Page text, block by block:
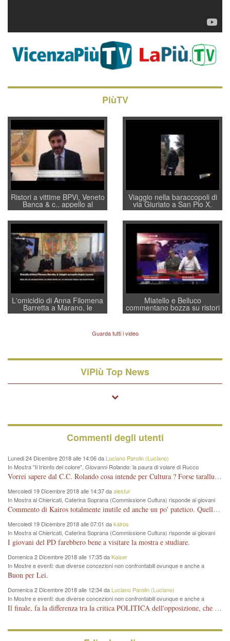
PiùTV
Ristori a vittime BPVi, Veneto
Banca & c., appello al
sottosegretario Alessio
Villarosa: per mettere ordine
convochi con Di Maio CNCU
a supporto della cabina di
regia al Mef
Viaggio nella baraccopoli di
via Giuriato a San Pio X.
Vicenza ai Vicentini: “faremo
un regalo di Natale ai
residenti”
L'omicidio di Anna Filomena
Barretta a Marano, le
indagini dei carabinieri di
Lavarra: più avvincenti di
quelle di... Barbara D'Urso
Miatello e Belluco
commentano bozza su ristori
BPVi e Veneto Banca
Guarda tutti i video
ViPiù Top News
Commenti degli utenti
Lunedi 24 Dicembre 2018 alle 14:06 da Luciano Parolin (Luciano)
In Mostra "Il trionfo del colore", Giovanni Rolando: la paura di volare di Rucco
Vorrei sapere dal C.C. Rolando cosa intende per Cultura ? Forse tarallucci, vino e sagre, o spaghetti tricolori del PD ? Il continuo (s)parlare della mostra a Palazzo Chiericati caro consigliere DANNEGGIA FORTEMENTE l'immagine della città TUTTA e fa deviare i consensi che in RUSSIA (badi bene ex U.R.S.S.) sono ECCELLENTI. A livello artistico l'evento è di alta Valenza culturale, COMPITO di Tutta la Cittadinanza fare il possibile per propagandare l'iniziativa senza farne UN CASO PARTITICO come fa Lei da sempre. Meno Gazebo + Partecipazione! E così sia. Amen.
Mercoledi 19 Dicembre 2018 alle 14:37 daalesfur
In Mostra al Chiericati, Caterina Soprana (Commissione Cultura) risponde ai giovani
del Pd: "realizzata a costo zero per il Comune"
Commento di Kairos totalmente inutile ed anche un po' patetico. Quella che è completamente mancata è stata la promozione internazionale dell'evento effettuata da chi lo sa fare, l'amministrazione in questo è stata totalmente assente relegando al provincialismo una mostra che meritava ben altre platee ed i risultati sono sotto gli occhi di tutti. Su questo bisogna parlare, il fatto di averla organizzata al Chiericati certo non ha aiutato ma è un aspetto secondario rispetto a quello della promozione. In città con le mostre organizzate da Goldin - che certo ha fatto principalmente i suoi interessi, ma ne ha comunque beneficiato la città in immagine e commercio per il centro - arrivavano giornalmente pullman carichi di turisti. Dove sono i turisti ora?
Mercoledi 19 Dicembre 2018 alle 07:01 dakairos
In Mostra al Chiericati, Caterina Soprana (Commissione Cultura) risponde ai giovani
del Pd: "realizzata a costo zero per il Comune"
I giovani del PD farebbero bene a visitare la mostra e studiare.
Domenica 2 Dicembre 2018 alle 17:35 daKaiser
In Mostre e eventi: due diverse concezioni non confrontabili ovunque e anche a
Vicenza
Buon per Lei.
Domenica 2 Dicembre 2018 alle 12:34 da Luciano Parolin (Luciano)
In Mostre e eventi: due diverse concezioni non confrontabili ovunque e anche a
Vicenza
Il finale, fa la differenza tra la critica POLITICA dell'opposizione, che ha perso le elezioni ed è minoranza e non trova altri argomenti per politicizzare sul sito qua o là ? La critica d'arte invece è un'altra cosa che lascio agli altri. Per ora mi basta la lezione magistrale del prof. Giulianati.